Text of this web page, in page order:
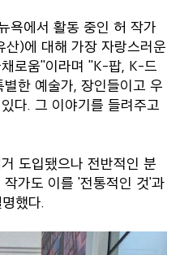
욕에서 활동 중인 허 작가
)에 대해 가장 자랑스러운
로움"이라며 "K-팝, K-드
한 예술가, 장인들이고 우
다. 그 이야기를 들려주고
도입됐으나 전반적인 분
가도 이를 '전통적인 것'과
했다.